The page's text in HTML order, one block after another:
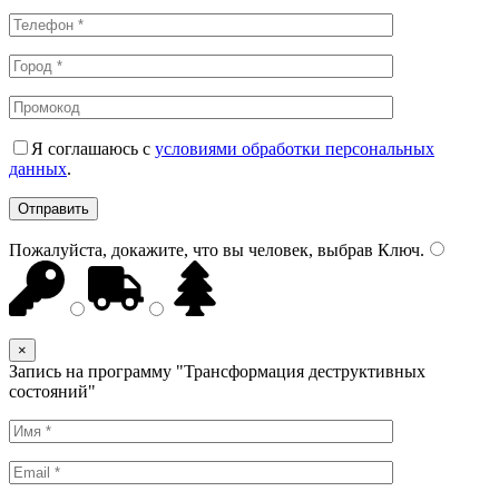
Я соглашаюсь с условиями обработки персональных
данных.
Пожалуйста, докажите, что вы человек, выбрав Ключ.
×
Запись на программу "Трансформация деструктивных
состояний"